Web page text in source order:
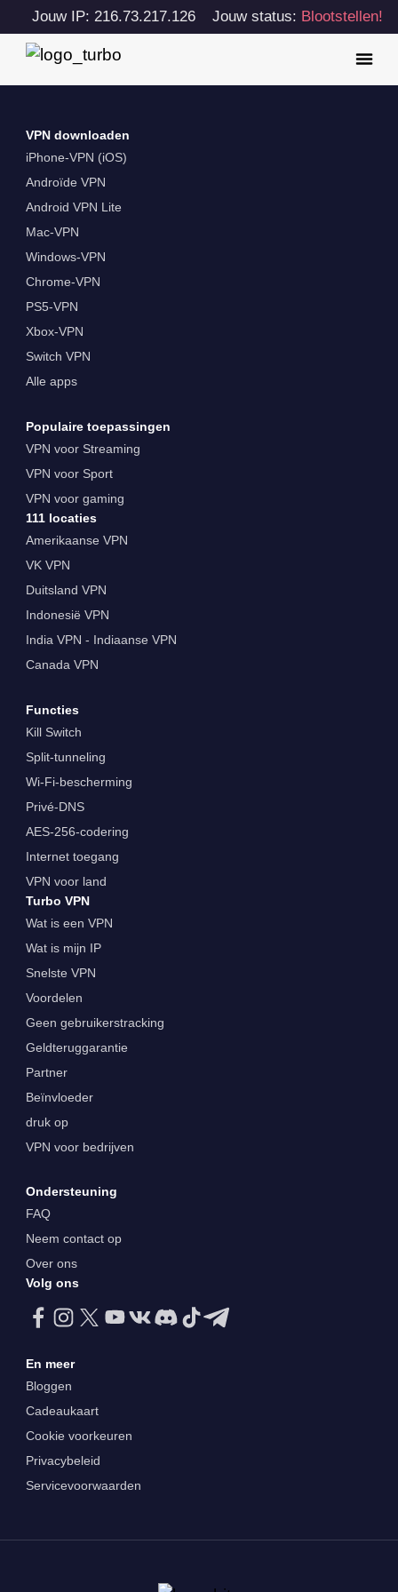
Jouw IP: 216.73.217.126 Jouw status: Blootstellen!
VPN downloaden
iPhone-VPN (iOS)
Androïde VPN
Android VPN Lite
Mac-VPN
Windows-VPN
Chrome-VPN
PS5-VPN
Xbox-VPN
Switch VPN
Alle apps
Populaire toepassingen
VPN voor Streaming
VPN voor Sport
VPN voor gaming
111 locaties
Amerikaanse VPN
VK VPN
Duitsland VPN
Indonesië VPN
India VPN - Indiaanse VPN
Canada VPN
Functies
Kill Switch
Split-tunneling
Wi-Fi-bescherming
Privé-DNS
AES-256-codering
Internet toegang
VPN voor land
Turbo VPN
Wat is een VPN
Wat is mijn IP
Snelste VPN
Voordelen
Geen gebruikerstracking
Geldteruggarantie
Partner
Beïnvloeder
druk op
VPN voor bedrijven
Ondersteuning
FAQ
Neem contact op
Over ons
Volg ons
En meer
Bloggen
Cadeaukaart
Cookie voorkeuren
Privacybeleid
Servicevoorwaarden